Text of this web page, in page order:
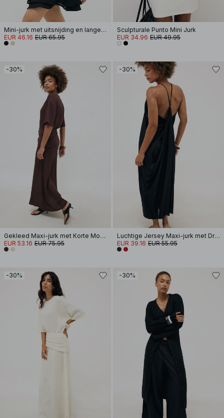
Mini-jurk met uitsnijding en lange mouwen
EUR 46.16 EUR 65.95
Sculpturale Punto Mini Jurk
EUR 34.96 EUR 49.95
-30%
Gekleed Maxi-jurk met Korte Mouwen
EUR 53.16 EUR 75.95
-30%
Luchtige Jersey Maxi-jurk met Drapering
EUR 39.16 EUR 55.95
-30% -30%